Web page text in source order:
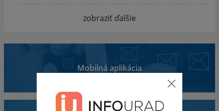
zobraziť ďalšie
Mobilná aplikácia